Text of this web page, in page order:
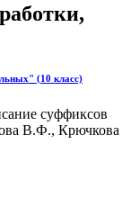
(10 класс)
суффиксов
В.Ф., Крючкова